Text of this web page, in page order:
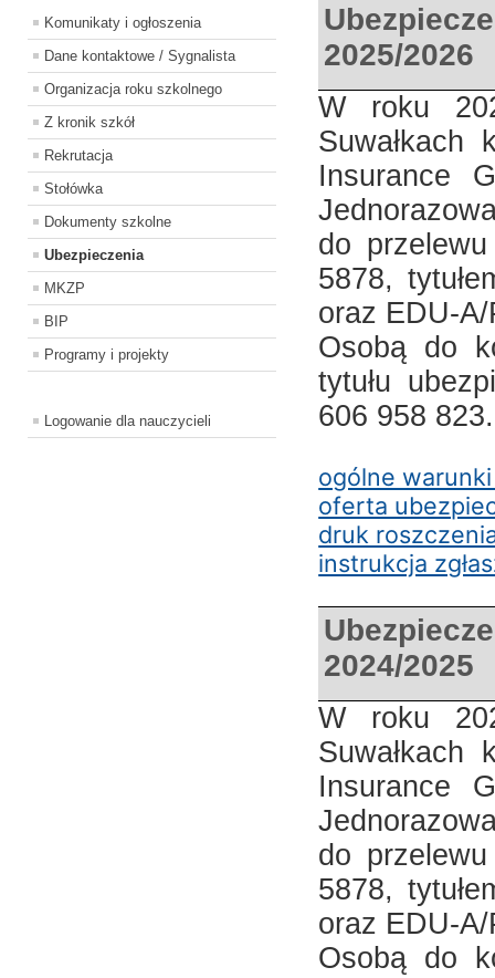
Komunikaty i ogłoszenia
Dane kontaktowe / Sygnalista
Organizacja roku szkolnego
Z kronik szkół
Rekrutacja
Stołówka
Dokumenty szkolne
Ubezpieczenia
MKZP
BIP
Programy i projekty
Logowanie dla nauczycieli
2025/2026
W roku
Suwałkach
Insurance
do
5878,
oraz EDU-
Osobą do
tytułu
606 958 823.
ogólne
oferta
druk
instrukcja
2024/2025
W roku
Suwałkach
Insurance
do
5878,
oraz EDU-
Osobą do